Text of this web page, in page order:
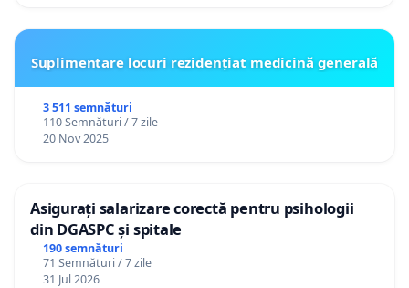
Suplimentare locuri rezidențiat medicină generală
3 511 semnături
110 Semnături / 7 zile
20 Nov 2025
Asigurați salarizare corectă pentru psihologii
din DGASPC și spitale
190 semnături
71 Semnături / 7 zile
31 Jul 2026